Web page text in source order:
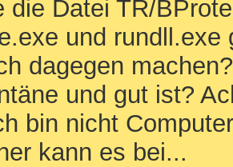
die Datei TR/
und rundll.exe
dagegen
und gut ist?
bin nicht
kann es bei...